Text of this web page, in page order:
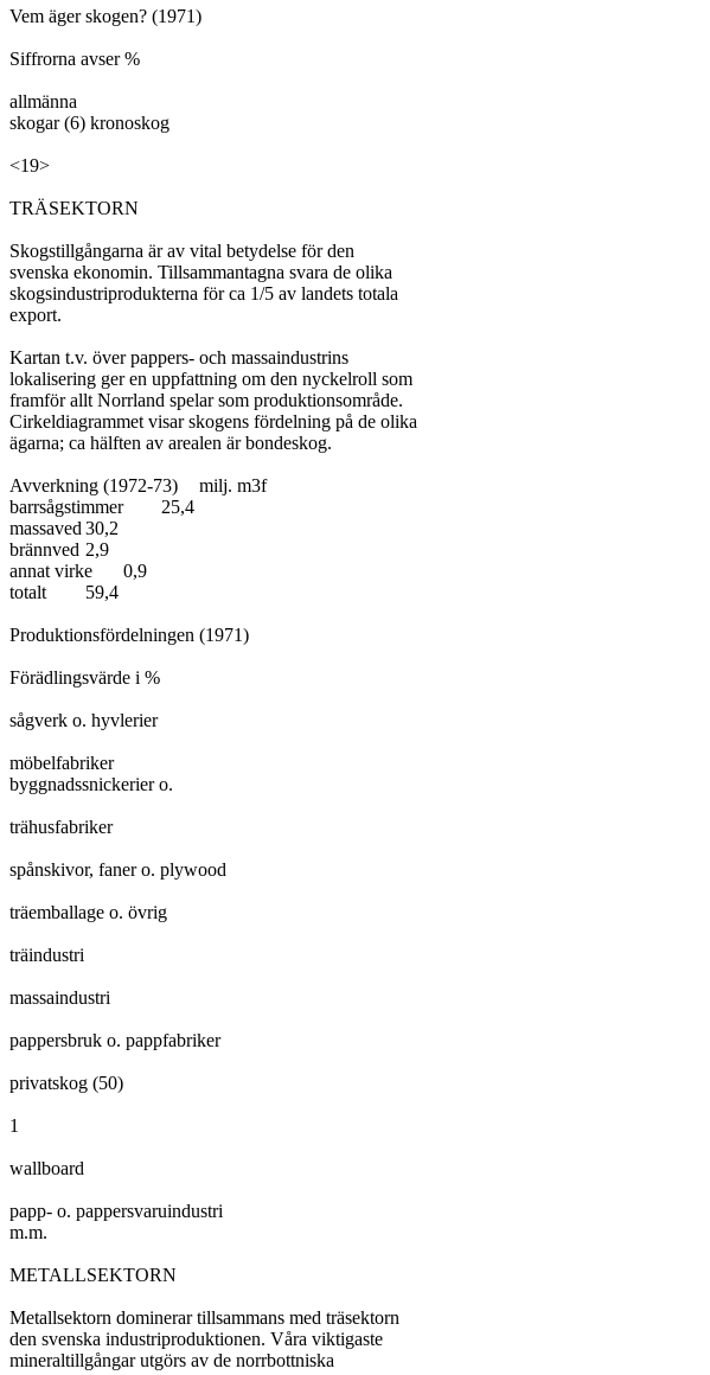
Vem äger skogen? (1971)
Siffrorna avser %
allmänna
skogar (6) kronoskog
<19>
TRÄSEKTORN
Skogstillgångarna är av vital betydelse för den
svenska ekonomin. Tillsammantagna svara de olika
skogsindustriprodukterna för ca 1/5 av landets totala
export.
Kartan t.v. över pappers- och massaindustrins
lokalisering ger en uppfattning om den nyckelroll som
framför allt Norrland spelar som produktionsområde.
Cirkeldiagrammet visar skogens fördelning på de olika
ägarna; ca hälften av arealen är bondeskog.
Avverkning (1972-73)	milj. m3f
barrsågstimmer	25,4
massaved	30,2
brännved	2,9
annat virke	0,9
totalt	59,4
Produktionsfördelningen (1971)
Förädlingsvärde i %
sågverk o. hyvlerier
möbelfabriker
byggnadssnickerier o.
trähusfabriker
spånskivor, faner o. plywood
träemballage o. övrig
träindustri
massaindustri
pappersbruk o. pappfabriker
privatskog (50)
1
wallboard
papp- o. pappersvaruindustri
m.m.
METALLSEKTORN
Metallsektorn dominerar tillsammans med träsektorn
den svenska industriproduktionen. Våra viktigaste
mineraltillgångar utgörs av de norrbottniska